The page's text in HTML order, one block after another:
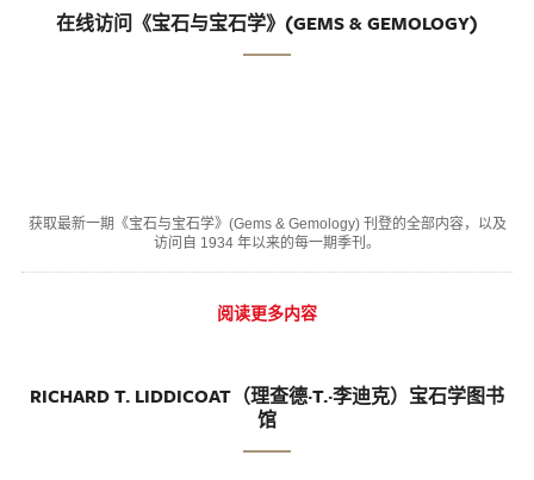
在线访问《宝石与宝石学》(GEMS & GEMOLOGY)
获取最新一期《宝石与宝石学》(Gems & Gemology) 刊登的全部内容，以及
访问自 1934 年以来的每一期季刊。
阅读更多内容
RICHARD T. LIDDICOAT（理查德·T.·李迪克）宝石学图书
馆